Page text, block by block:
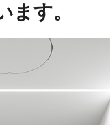
ます。